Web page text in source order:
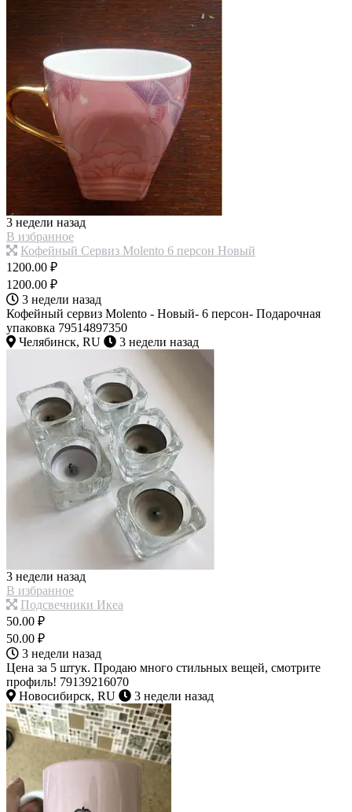
3 недели назад
В избранное
Кофейный Сервиз Molento 6 персон Новый
1200.00 ₽
1200.00 ₽
3 недели назад
Кофейный сервиз Molento - Новый- 6 персон- Подарочная
упаковка 79514897350
Челябинск, RU
3 недели назад
3 недели назад
В избранное
Подсвечники Икеа
50.00 ₽
50.00 ₽
3 недели назад
Цена за 5 штук. Продаю много стильных вещей, смотрите
профиль! 79139216070
Новосибирск, RU
3 недели назад